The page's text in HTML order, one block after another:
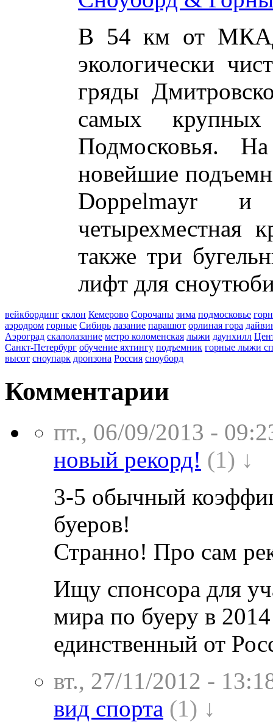
В 54 км от
экологически
гряды
самых
Подмосковья.
новейшие
Doppelmayr
четырехместная
также три
лифт для
вейкбординг склон Кемерово Сорочаны зима подмосковье
аэродром горные Сибирь лазание парашют орлиная гора
Аэроград скалолазание метро коломенская лыжи даунхилл
Санкт-Петербург обучение яхтингу подъемник горные лыжи
высот сноупарк дропзона Россия сноуборд
Комментарии
пт., 06/09/2013 -
новый рекорд! (1) ↓
3-5 обычный
буеров!
Странно! Про сам
Ищу спонсора для
мира по буеру в
единственный от
вт., 27/11/2012 -
вид спорта (1) ↓